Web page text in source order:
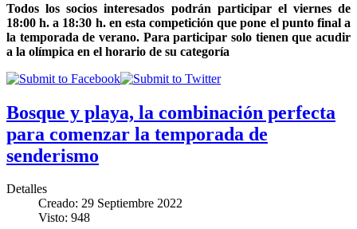
Todos los socios interesados podrán participar el viernes de
18:00 h. a 18:30 h. en esta competición que pone el punto final a
la temporada de verano. Para participar solo tienen que acudir
a la olímpica en el horario de su categoría
Bosque y playa, la combinación perfecta
para comenzar la temporada de
senderismo
Detalles
Creado: 29 Septiembre 2022
Visto: 948